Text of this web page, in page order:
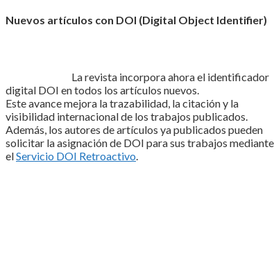
Nuevos artículos con DOI (Digital Object Identifier)
La revista incorpora ahora el identificador
digital DOI en todos los artículos nuevos.
Este avance mejora la trazabilidad, la citación y la
visibilidad internacional de los trabajos publicados.
Además, los autores de artículos ya publicados pueden
solicitar la asignación de DOI para sus trabajos mediante
elServicio DOI Retroactivo.